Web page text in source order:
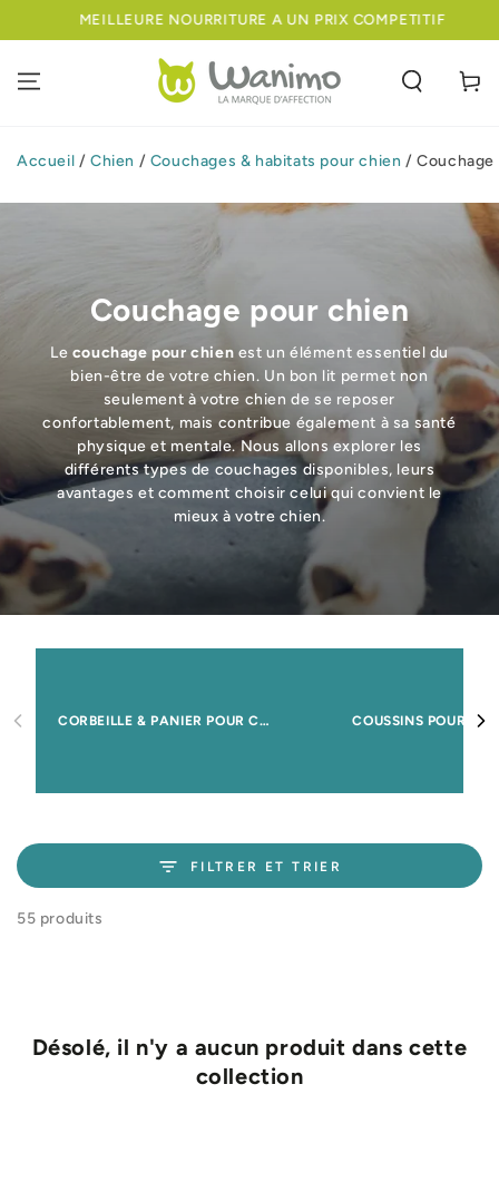
IGNORER LEMEILLEURE NOURRITURE A UN PRIX COMPETITIF
Panier
Accueil / Chien / Couchages & habitats pour chien /
Couchage pour chien
Le couchage pour chien est un élément essentiel du
bien-être de votre chien. Un bon lit permet non
seulement à votre chien de se reposer
confortablement, mais contribue également à sa santé
physique et mentale. Nous allons explorer les
différents types de couchages disponibles, leurs
avantages et comment choisir celui qui convient le
mieux à votre chien.
CORBEILLE & PANIER POUR CHIEN COUSSINS POUR
FILTRER ET TRIER
55 produits
Désolé, il n'y a aucun produit dans cette
collection